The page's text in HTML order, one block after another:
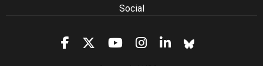
Social